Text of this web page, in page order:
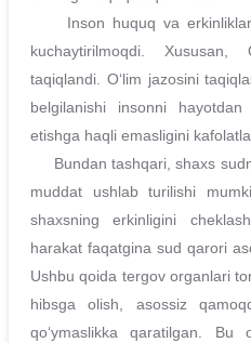
Inson huquq va erkinliklari
kuchaytirilmoqdi. Xususan,
taqiqlandi. Oʻlim jazosini
belgilanishi insonni
etishga haqli emasligini
Bundan tashqari, shaxs
muddat ushlab turilishi
shaxsning erkinligini
harakat faqatgina sud qarori
Ushbu qoida tergov organlari
hibsga olish, asossiz
qoʻymaslikka qaratilgan. Bu